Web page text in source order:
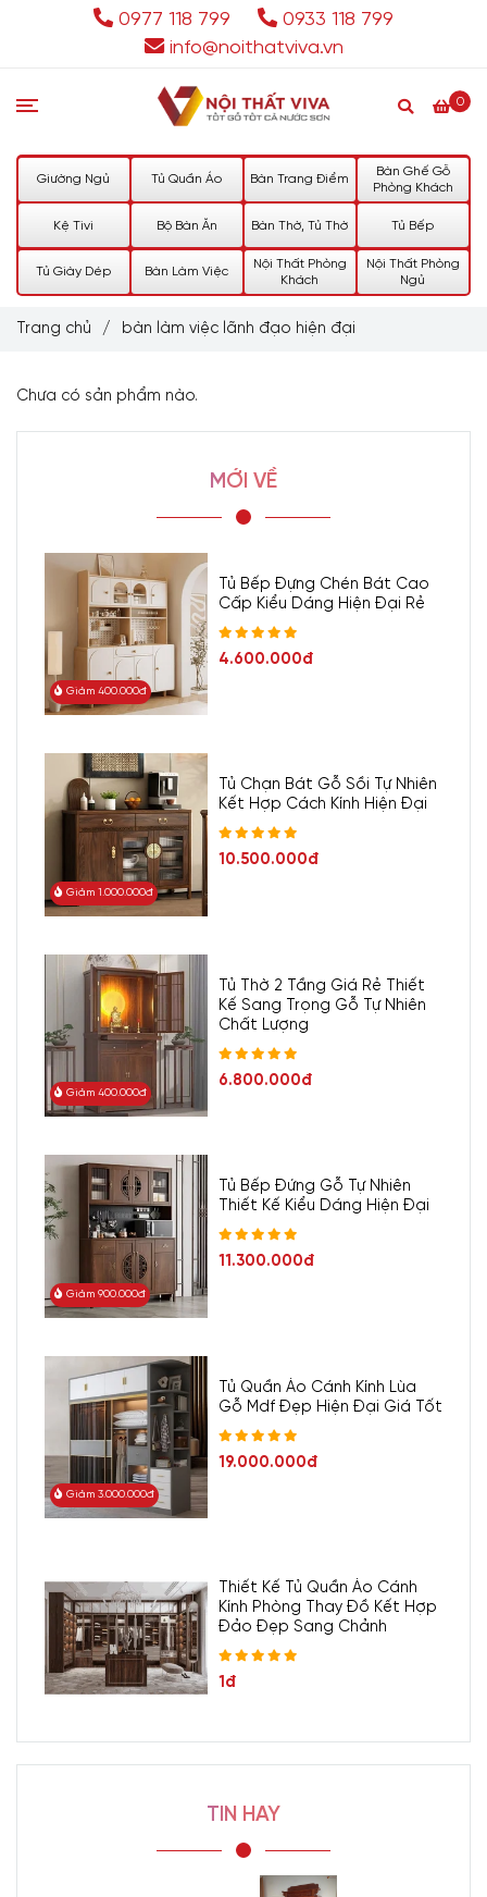
0977 118 799
0933 118 799
info@noithatviva.vn
0
Giường Ngủ Tủ Quần Áo Bàn Trang Điểm
Bàn Ghế Gỗ
Phòng Khách
Kệ Tivi Bộ Bàn Ăn Bàn Thờ, Tủ Thờ Tủ Bếp
Tủ Giày Dép Bàn Làm Việc
Nội Thất Phòng
Khách
Nội Thất Phòng
Ngủ
Trang chủ / bàn làm việc lãnh đạo hiện đại
Chưa có sản phẩm nào.
MỚI VỀ
Giảm 400.000đ
Tủ Bếp Đựng Chén Bát Cao
Cấp Kiểu Dáng Hiện Đại Rẻ
4.600.000đ
Giảm 1.000.000đ
Tủ Chạn Bát Gỗ Sồi Tự Nhiên
Kết Hợp Cách Kính Hiện Đại
10.500.000đ
Giảm 400.000đ
Tủ Thờ 2 Tầng Giá Rẻ Thiết
Kế Sang Trọng Gỗ Tự Nhiên
Chất Lượng
6.800.000đ
Giảm 900.000đ
Tủ Bếp Đứng Gỗ Tự Nhiên
Thiết Kế Kiểu Dáng Hiện Đại
11.300.000đ
Giảm 3.000.000đ
Tủ Quần Áo Cánh Kính Lùa
Gỗ Mdf Đẹp Hiện Đại Giá Tốt
19.000.000đ
Thiết Kế Tủ Quần Áo Cánh
Kính Phòng Thay Đồ Kết Hợp
Đảo Đẹp Sang Chảnh
1đ
TIN HAY